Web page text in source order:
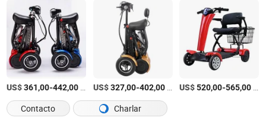
US$361,00-442,00 US$327,00-402,00/Pieza US$520,00-565,00
Contacto
Charlar